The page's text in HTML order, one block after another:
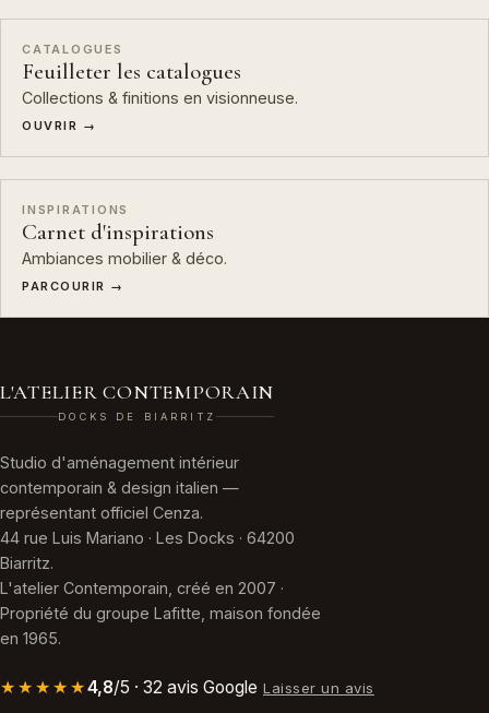
CATALOGUES
Feuilleter les catalogues
Collections & finitions en visionneuse.
OUVRIR →
INSPIRATIONS
Carnet d'inspirations
Ambiances mobilier & déco.
PARCOURIR →
L'ATELIER CONTEMPORAIN
DOCKS DE BIARRITZ
Studio d'aménagement intérieur
contemporain & design italien —
représentant officiel Cenza.
44 rue Luis Mariano · Les Docks · 64200
Biarritz.
L'atelier Contemporain, créé en 2007 ·
Propriété du groupe Lafitte, maison fondée
en 1965.
★★★★★4,8/5 · 32 avis Google Laisser un avis